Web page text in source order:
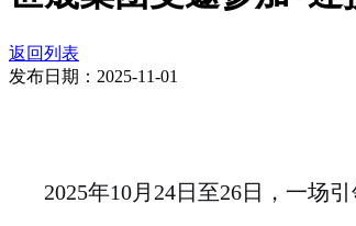
返回列表
发布日期：2025-11-01
2025年10月24日至26日，一场